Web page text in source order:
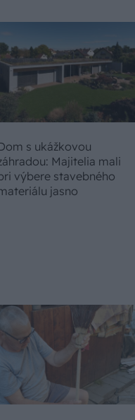
s ukážkovou
Majitelia mali
výbere stavebného
jasno